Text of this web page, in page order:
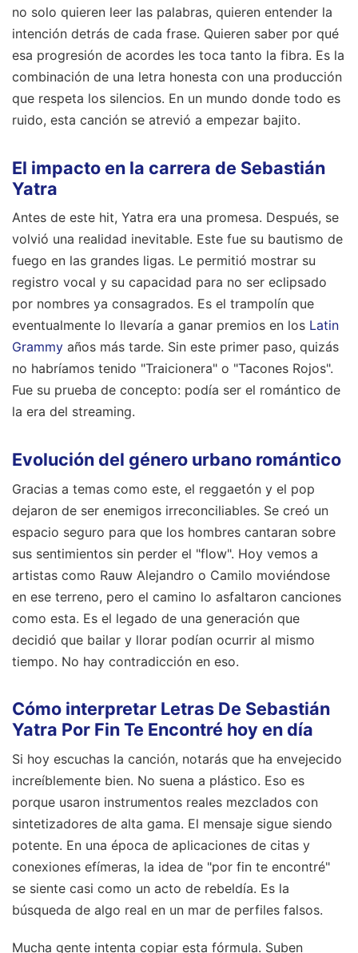
no solo quieren leer las palabras, quieren entender la
intención detrás de cada frase. Quieren saber por qué
esa progresión de acordes les toca tanto la fibra. Es la
combinación de una letra honesta con una producción
que respeta los silencios. En un mundo donde todo es
ruido, esta canción se atrevió a empezar bajito.
El impacto en la carrera de Sebastián
Yatra
Antes de este hit, Yatra era una promesa. Después, se
volvió una realidad inevitable. Este fue su bautismo de
fuego en las grandes ligas. Le permitió mostrar su
registro vocal y su capacidad para no ser eclipsado
por nombres ya consagrados. Es el trampolín que
eventualmente lo llevaría a ganar premios en los Latin
Grammy años más tarde. Sin este primer paso, quizás
no habríamos tenido "Traicionera" o "Tacones Rojos".
Fue su prueba de concepto: podía ser el romántico de
la era del streaming.
Evolución del género urbano romántico
Gracias a temas como este, el reggaetón y el pop
dejaron de ser enemigos irreconciliables. Se creó un
espacio seguro para que los hombres cantaran sobre
sus sentimientos sin perder el "flow". Hoy vemos a
artistas como Rauw Alejandro o Camilo moviéndose
en ese terreno, pero el camino lo asfaltaron canciones
como esta. Es el legado de una generación que
decidió que bailar y llorar podían ocurrir al mismo
tiempo. No hay contradicción en eso.
Cómo interpretar Letras De Sebastián
Yatra Por Fin Te Encontré hoy en día
Si hoy escuchas la canción, notarás que ha envejecido
increíblemente bien. No suena a plástico. Eso es
porque usaron instrumentos reales mezclados con
sintetizadores de alta gama. El mensaje sigue siendo
potente. En una época de aplicaciones de citas y
conexiones efímeras, la idea de "por fin te encontré"
se siente casi como un acto de rebeldía. Es la
búsqueda de algo real en un mar de perfiles falsos.
Mucha gente intenta copiar esta fórmula. Suben